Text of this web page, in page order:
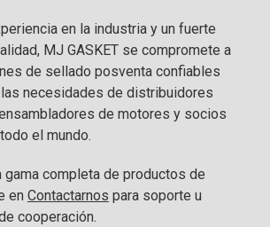
en la industria y un fuerte
MJ GASKET se compromete a
de sellado posventa confiables
necesidades de distribuidores
de motores y socios
el mundo.
gama completa de productos de
en Contactarnos para soporte u
cooperación.